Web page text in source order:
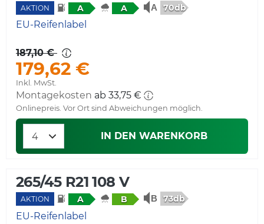
AKTION A A 70db
EU-Reifenlabel
187,10 €
179,62 €
Inkl. MwSt.
Montagekosten ab 33,75 €
Onlinepreis. Vor Ort sind Abweichungen möglich.
IN DEN WARENKORB
265/45 R21 108 V
AKTION A B 73db
EU-Reifenlabel